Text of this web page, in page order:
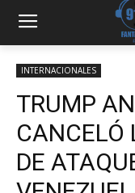
INTERNACIONALES
TRUMP
CANCELÓ
DE